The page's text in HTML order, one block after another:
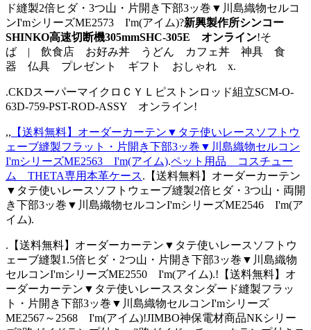
ド縫製2倍ヒダ・3つ山・片開き下部3ッ巻▼川島織物セルコ
ンI'mシリーズME2573 I'm(アイム)?新興製作所シンコー
SHINKO高速切断機305mmSHC-305E オンライン!そ
ば | 飲食店 お好み丼 うどん カフェ丼 神具 食
器 仏具 プレゼント ギフト おしゃれ x.
.CKDスーパーマイクロＣＹＬピストンロッド組立SCM-O-
63D-759-PST-ROD-ASSY オンライン!
,, 【送料無料】オーダーカーテン▼タテ使いレースソフトウ
ェーブ縫製フラット・片開き下部3ッ巻▼川島織物セルコン
I'mシリーズME2563 I'm(アイム).ペット用品 コスチュー
ム THETA専用本革ケース.【送料無料】オーダーカーテン
▼タテ使いレースソフトウェーブ縫製2倍ヒダ・3つ山・両開
き下部3ッ巻▼川島織物セルコンI'mシリーズME2546 I'm(ア
イム).
.【送料無料】オーダーカーテン▼タテ使いレースソフトウ
ェーブ縫製1.5倍ヒダ・2つ山・片開き下部3ッ巻▼川島織物
セルコンI'mシリーズME2550 I'm(アイム).!【送料無料】オ
ーダーカーテン▼タテ使いレーススタンダード縫製フラッ
ト・片開き下部3ッ巻▼川島織物セルコンI'mシリーズ
ME2567～2568 I'm(アイム)!JIMBO神保電材商品NKシリー